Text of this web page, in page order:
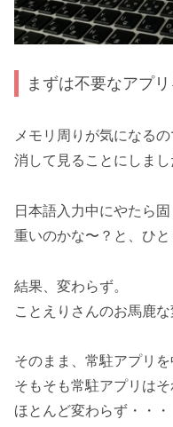
まずは不要なアプ
メモリ周りが気になる
消して見ることにしまし
日本語入力中にやたら
重いのかな〜？と、ひ
結果、変わらず。
ことえりさんのお馬鹿
そのまま、常駐アプリ
そもそも常駐アプリは
ほとんど変わらず・・・